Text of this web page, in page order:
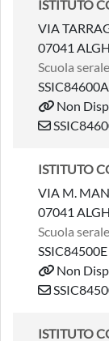
ISTITUTO
VIA
07041
Scuola serale
SSIC84600A
Non
ISTITUTO
VIA M.
07041
Scuola serale
SSIC84500E
Non
ISTITUTO